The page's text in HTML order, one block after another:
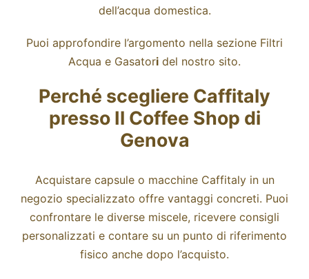
dell’acqua domestica.
Puoi approfondire l’argomento nella sezione Filtri
Acqua e Gasatori del nostro sito.
Perché scegliere Caffitaly
presso Il Coffee Shop di
Genova
Acquistare capsule o macchine Caffitaly in un
negozio specializzato offre vantaggi concreti. Puoi
confrontare le diverse miscele, ricevere consigli
personalizzati e contare su un punto di riferimento
fisico anche dopo l’acquisto.